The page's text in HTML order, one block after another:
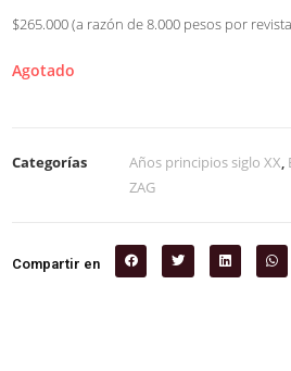
$265.000 (a razón de 8.000 pesos por
Agotado
Categorías Años principios siglo XX,
ZAG
Compartir en